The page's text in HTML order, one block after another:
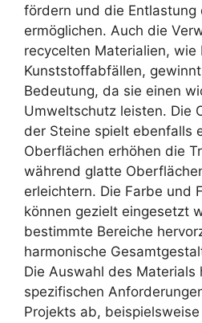
fördern und die Entlastung
ermöglichen. Auch die
recycelten Materialien, wie
Kunststoffabfällen,
Bedeutung, da sie einen
Umweltschutz leisten. Die
der Steine spielt ebenfalls
Oberflächen erhöhen die
während glatte
erleichtern. Die Farbe und
können gezielt eingesetzt
bestimmte Bereiche
harmonische
Die Auswahl des Materials
spezifischen
Projekts ab,